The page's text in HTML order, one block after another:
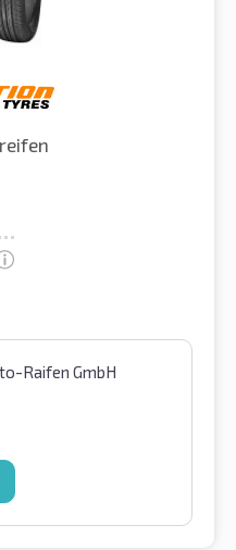
Raifen GmbH